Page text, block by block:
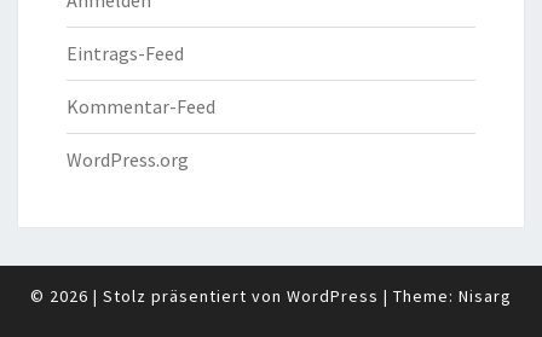
Eintrags-Feed
Kommentar-Feed
WordPress.org
© 2026 | Stolz präsentiert von WordPress | Theme: Nisarg